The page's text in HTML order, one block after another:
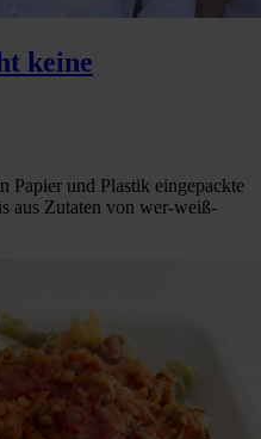
keine
Papier und Plastik eingepackte
aus Zutaten von wer-weiß-